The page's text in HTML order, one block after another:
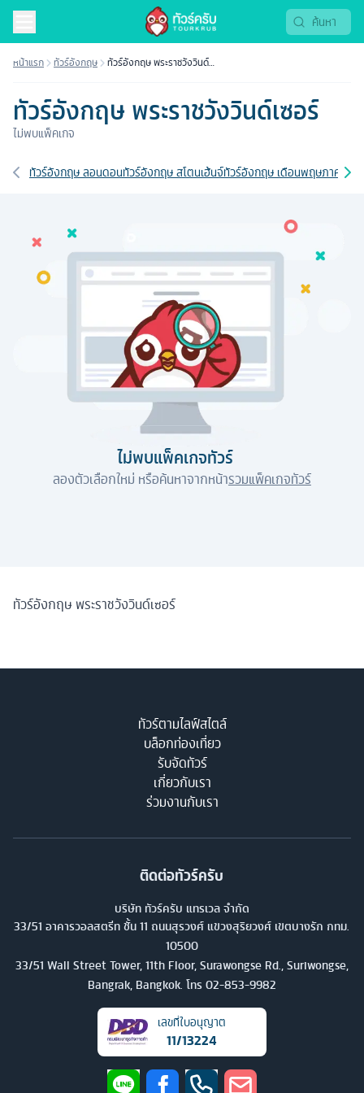
หน้าแรก ทัวร์อังกฤษ
ทัวร์อังกฤษ พระราชวังวินด์
ทัวร์อังกฤษ พระราชวังวินด์เซอร์
ไม่พบแพ็คเกจ
เส้นทางที่เกี่ยวข้อง
ทัวร์อังกฤษ ลอนดอนทัวร์อังกฤษ สโตนเฮ้นจ์ทัวร์อังกฤษ เดือนพฤษภาคมทัว
ไม่พบแพ็คเกจทัวร์
ลองตัวเลือกใหม่ หรือค้นหาจากหน้ารวมแพ็คเกจทัวร์
ทัวร์อังกฤษ พระราชวังวินด์เซอร์
ทัวร์ตามไลฟ์สไตล์
บล็อกท่องเที่ยว
รับจัดทัวร์
เกี่ยวกับเรา
ร่วมงานกับเรา
ติดต่อทัวร์ครับ
บริษัท ทัวร์ครับ แทรเวล จำกัด
33/51 อาคารวอลสตรีท ชั้น 11 ถนนสุรวงศ์ แขวงสุริยวงศ์ เขตบางรัก กทม.
10500
33/51 Wall Street Tower, 11th Floor, Surawongse Rd., Suriwongse,
Bangrak, Bangkok. โทร 02-853-9982
เลขที่ใบอนุญาต
11/13224